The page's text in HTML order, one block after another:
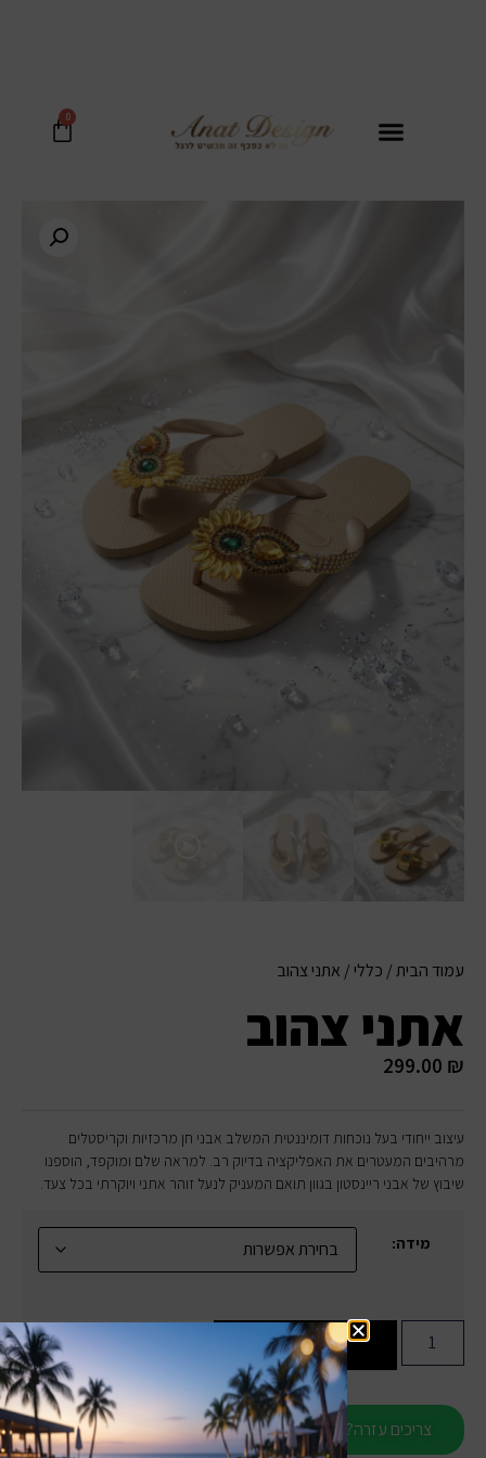
0
עמוד הבית/ כללי/ אתני צהוב
אתני צהוב
299.00 ₪
עיצוב ייחודי בעל נוכחות דומיננטית המשלב אבני חן מרכזיות וקריסטלים
מרהיבים המעטרים את האפליקציה בדיוק רב. למראה שלם ומוקפד, הוספנו
שיבוץ של אבני ריינסטון בגוון תואם המעניק לנעל זוהר אתני ויוקרתי בכל צעד.
מידה:
הוספה לסל
צריכים עזרה?